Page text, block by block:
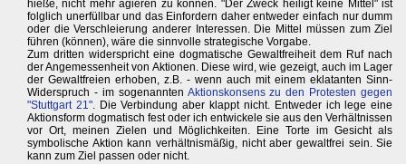
hieße, nicht mehr agieren zu können. "Der Zweck heiligt keine Mittel" ist
folglich unerfüllbar und das Einfordern daher entweder einfach nur dumm
oder die Verschleierung anderer Interessen. Die Mittel müssen zum Ziel
führen (können), wäre die sinnvolle strategische Vorgabe.
Zum dritten widerspricht eine dogmatische Gewaltfreiheit dem Ruf nach
der Angemessenheit von Aktionen. Diese wird, wie gezeigt, auch im Lager
der Gewaltfreien erhoben, z.B. - wenn auch mit einem eklatanten Sinn-
Widerspruch - im sogenannten Aktionskonsens zu den Protesten gegen
"Stuttgart 21". Die Verbindung aber klappt nicht. Entweder ich lege eine
Aktionsform dogmatisch fest oder ich entwickele sie aus den Verhältnissen
vor Ort, meinen Zielen und Möglichkeiten. Eine Torte im Gesicht als
symbolische Aktion kann verhältnismäßig, nicht aber gewaltfrei sein. Sie
kann zum Ziel passen oder nicht.